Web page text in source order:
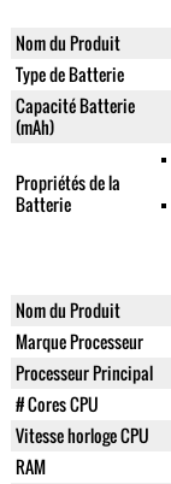
Nom du Produit
Type de Batterie
Capacité Batterie
(mAh)
Propriétés de la
Batterie
Nom du Produit
Marque Processeur
Processeur Principal
# Cores CPU
Vitesse horloge CPU
RAM